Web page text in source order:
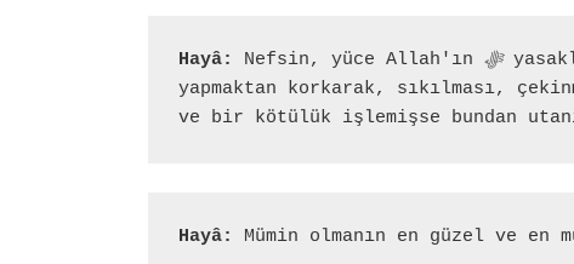
Hayâ: Nefsin, yüce Allah'ın ﷻ
yapmaktan korkarak, sıkılması,
ve bir kötülük işlemişse bundan
Hayâ: Mümin olmanın en güzel ve en